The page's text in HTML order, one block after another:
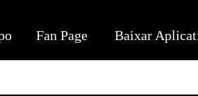
Fan Page Baixar